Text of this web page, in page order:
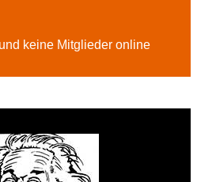
keine Mitglieder online